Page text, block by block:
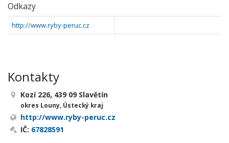
Odkazy
http://www.ryby-peruc.cz
Kontakty
Kozí 226, 439 09 Slavětín
okres Louny, Ústecký kraj
http://www.ryby-peruc.cz
IČ: 67828591